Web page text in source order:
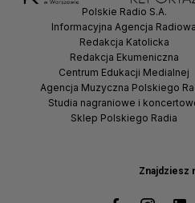
Znajdziesz
Polskie Radio S.A.
Informacyjna Agencja Radiowa
Redakcja Katolicka
Redakcja Ekumeniczna
Centrum Edukacji Medialnej
Agencja Muzyczna Polskiego
Studia nagraniowe i
Sklep Polskiego Radia